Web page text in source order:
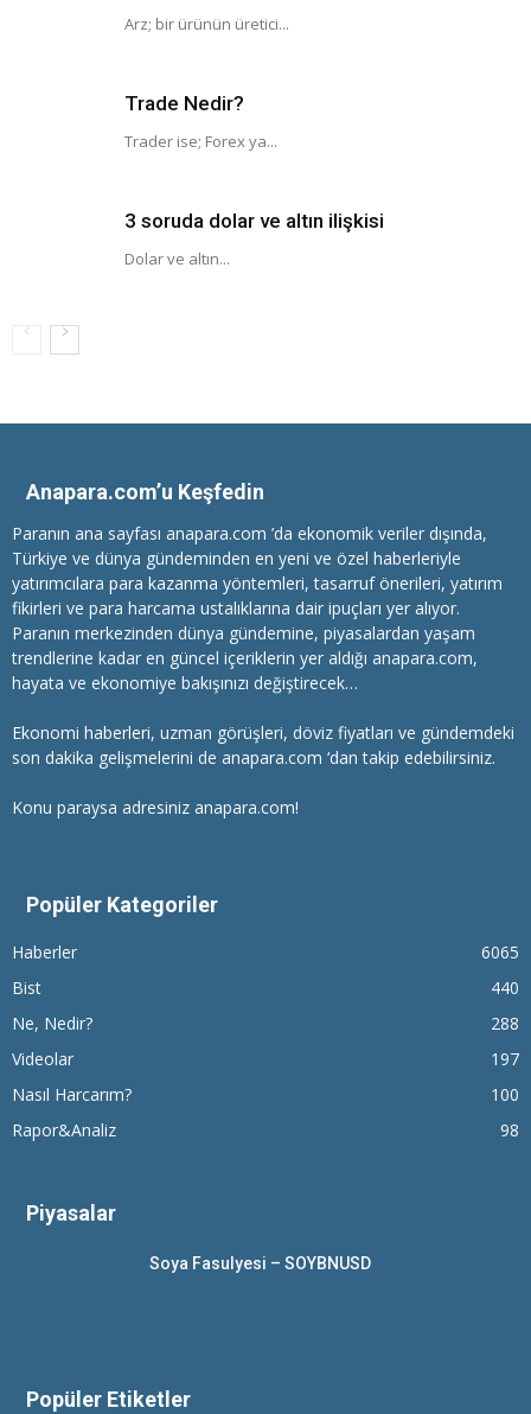
Arz; bir ürünün üretici...
Trade Nedir?
Trader ise; Forex ya...
3 soruda dolar ve altın ilişkisi
Dolar ve altın...
Anapara.com’u Keşfedin
Paranın ana sayfası anapara.com ’da ekonomik veriler dışında,
Türkiye ve dünya gündeminden en yeni ve özel haberleriyle
yatırımcılara para kazanma yöntemleri, tasarruf önerileri, yatırım
fikirleri ve para harcama ustalıklarına dair ipuçları yer alıyor.
Paranın merkezinden dünya gündemine, piyasalardan yaşam
trendlerine kadar en güncel içeriklerin yer aldığı anapara.com,
hayata ve ekonomiye bakışınızı değiştirecek…
Ekonomi haberleri, uzman görüşleri, döviz fiyatları ve gündemdeki
son dakika gelişmelerini de anapara.com ‘dan takip edebilirsiniz.
Konu paraysa adresiniz anapara.com!
Popüler Kategoriler
Haberler
6065
Bist
440
Ne, Nedir?
288
Videolar
197
Nasıl Harcarım?
100
Rapor&Analiz
98
Piyasalar
Soya Fasulyesi – SOYBNUSD
Popüler Etiketler